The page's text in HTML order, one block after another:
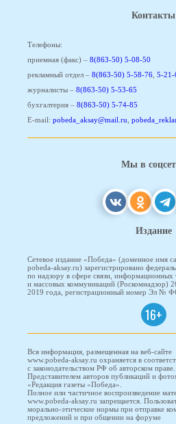
Контакты
Телефоны:
приемная (факс) – 8(863-50) 5-08-50
рекламный отдел – 8(863-50) 5-58-76 5-21-
журналисты – 8(863-50) 5-53-65
бухгалтерия – 8(863-50) 5-74-85
E-mail: pobeda_aksay@mail.ru
Мы в
Издание
Сетевое издание «Победа» (доменное имя
pobeda-aksay.ru) зарегистрировано
по надзору в сфере связи, информационных
и массовых коммуникаций (Роскомнадзор)
2019 года, регистрационный номер Эл №
16+
Вся информация, размещенная на веб-сайте
www.pobeda-aksay.ru охраняется в
с законодательством РФ об авторском праве.
Представителем авторов публикаций и
«Редакция газеты «Победа».
Полное или частичное воспроизведение
www.pobeda-aksay.ru запрещается.
морально-этические нормы при отправке
предложений и при общении на форуме